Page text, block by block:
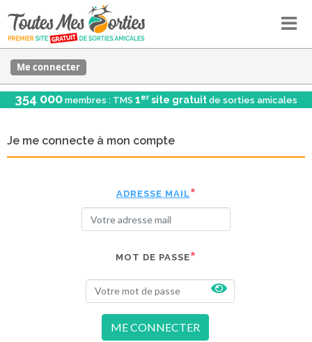
Me connecter
354 000 membres : TMS 1er site gratuit de sorties amicales
Je me connecte à mon compte
ADRESSE MAIL
MOT DE PASSE
ME CONNECTER